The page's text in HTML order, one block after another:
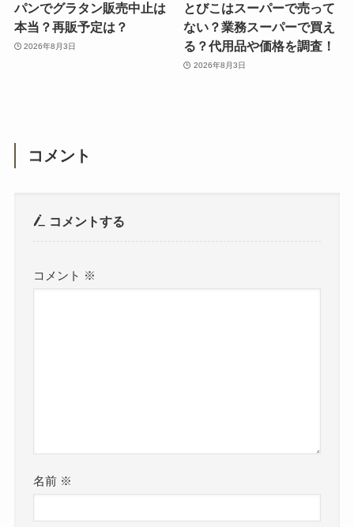
パンでグラタン販売中止は
本当？再販予定は？
2026年8月3日
とびこはスーパーで売って
ない？業務スーパーで買え
る？代用品や価格を調査！
2026年8月3日
コメント
コメントする
コメント ※
名前 ※